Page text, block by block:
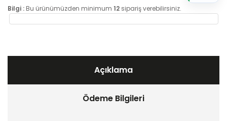
Bilgi : Bu ürünümüzden minimum 12 sipariş verebilirsiniz.
Açıklama
Ödeme Bilgileri